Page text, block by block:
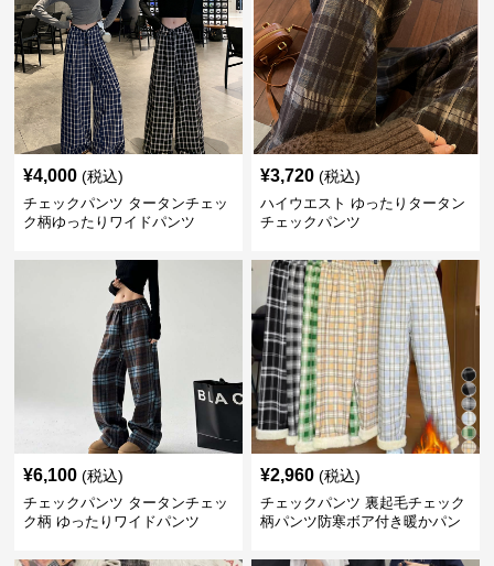
¥4,000 (税込)
チェックパンツ タータンチェッ
ク柄ゆったりワイドパンツ
¥3,720 (税込)
ハイウエスト ゆったりタータン
チェックパンツ
¥6,100 (税込)
チェックパンツ タータンチェッ
ク柄 ゆったりワイドパンツ
¥2,960 (税込)
チェックパンツ 裏起毛チェック
柄パンツ防寒ボア付き暖かパン